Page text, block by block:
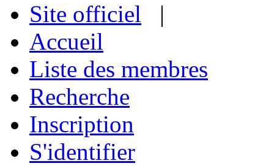
Site officiel |
Accueil
Liste des membres
Recherche
Inscription
S'identifier